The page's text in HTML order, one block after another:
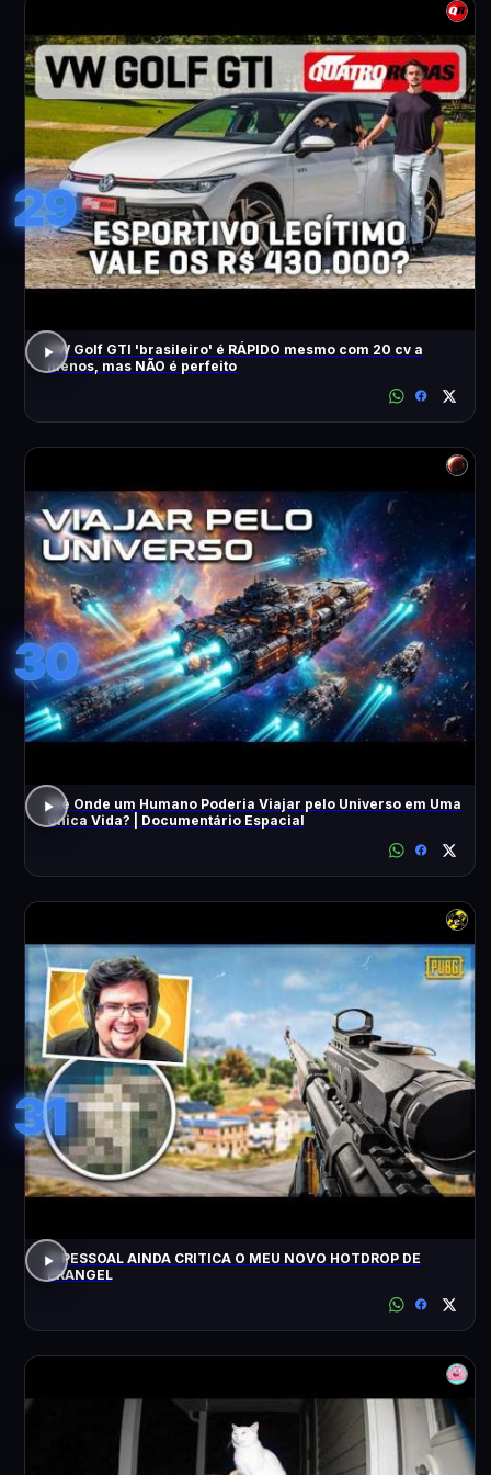
29
VW Golf GTI 'brasileiro' é RÁPIDO mesmo com 20 cv a
menos, mas NÃO é perfeito
30
Até Onde um Humano Poderia Viajar pelo Universo em Uma
Única Vida? | Documentário Espacial
31
O PESSOAL AINDA CRITICA O MEU NOVO HOTDROP DE
ERANGEL